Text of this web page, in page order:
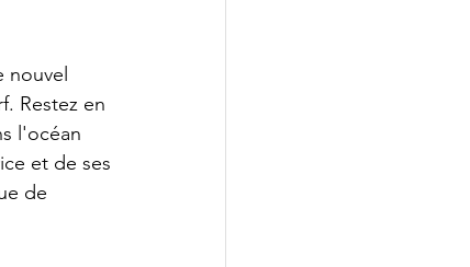
Restez en
l'océan
et de ses
de